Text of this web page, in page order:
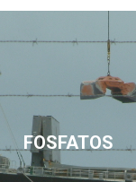
FOSFATOS